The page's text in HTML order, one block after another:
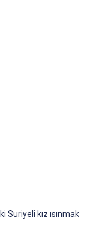
Suriyeli kız ısınmak